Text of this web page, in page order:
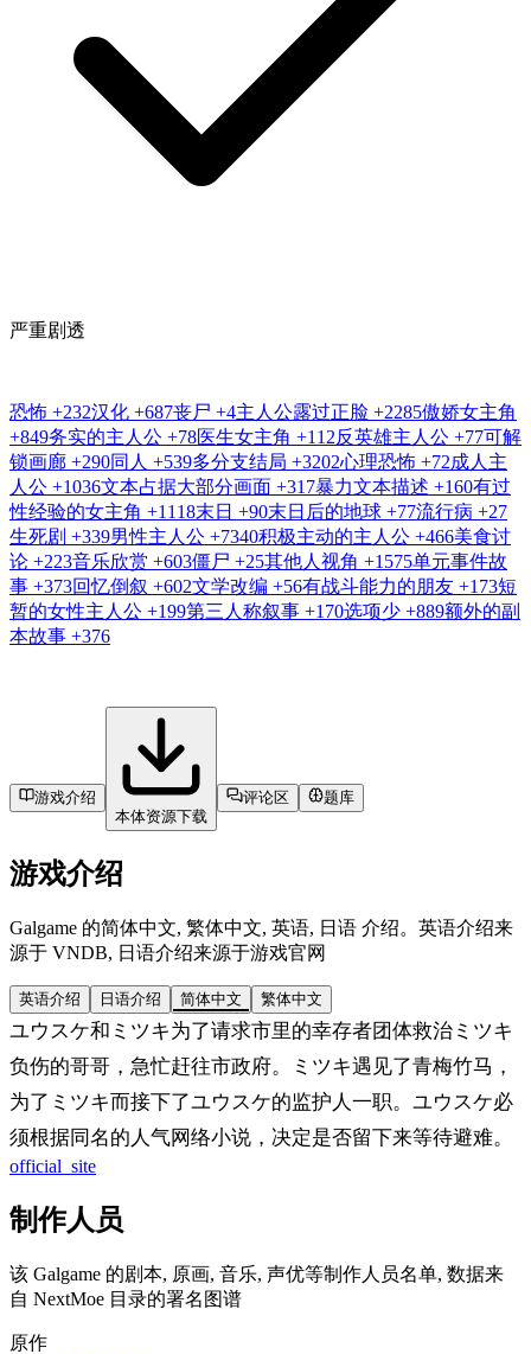
严重剧透
恐怖 +232汉化 +687丧尸 +4主人公露过正脸 +2285傲娇女主角
+849务实的主人公 +78医生女主角 +112反英雄主人公 +77可解
锁画廊 +290同人 +539多分支结局 +3202心理恐怖 +72成人主
人公 +1036文本占据大部分画面 +317暴力文本描述 +160有过
性经验的女主角 +1118末日 +90末日后的地球 +77流行病 +27
生死剧 +339男性主人公 +7340积极主动的主人公 +466美食讨
论 +223音乐欣赏 +603僵尸 +25其他人视角 +1575单元事件故
事 +373回忆倒叙 +602文学改编 +56有战斗能力的朋友 +173短
暂的女性主人公 +199第三人称叙事 +170选项少 +889额外的副
本故事 +376
游戏介绍
本体资源下载
评论区 题库
游戏介绍
Galgame 的简体中文, 繁体中文, 英语, 日语 介绍。英语介绍来
源于 VNDB, 日语介绍来源于游戏官网
英语介绍 日语介绍 简体中文 繁体中文
ユウスケ和ミツキ为了请求市里的幸存者团体救治ミツキ
负伤的哥哥，急忙赶往市政府。ミツキ遇见了青梅竹马，
为了ミツキ而接下了ユウスケ的监护人一职。ユウスケ必
须根据同名的人气网络小说，决定是否留下来等待避难。
official_site
制作人员
该 Galgame 的剧本, 原画, 音乐, 声优等制作人员名单, 数据来
自 NextMoe 目录的署名图谱
原作